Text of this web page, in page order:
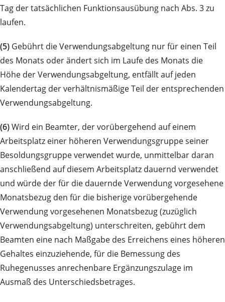
Tag der tatsächlichen Funktionsausübung nach Abs. 3 zu
laufen.
(5) Gebührt die Verwendungsabgeltung nur für einen Teil
des Monats oder ändert sich im Laufe des Monats die
Höhe der Verwendungsabgeltung, entfällt auf jeden
Kalendertag der verhältnismäßige Teil der entsprechenden
Verwendungsabgeltung.
(6)Wird ein Beamter, der vorübergehend auf einem
Arbeitsplatz einer höheren Verwendungsgruppe seiner
Besoldungsgruppe verwendet wurde, unmittelbar daran
anschließend auf diesem Arbeitsplatz dauernd verwendet
und würde der für die dauernde Verwendung vorgesehene
Monatsbezug den für die bisherige vorübergehende
Verwendung vorgesehenen Monatsbezug (zuzüglich
Verwendungsabgeltung) unterschreiten, gebührt dem
Beamten eine nach Maßgabe des Erreichens eines höheren
Gehaltes einzuziehende, für die Bemessung des
Ruhegenusses anrechenbare Ergänzungszulage im
Ausmaß des Unterschiedsbetrages.